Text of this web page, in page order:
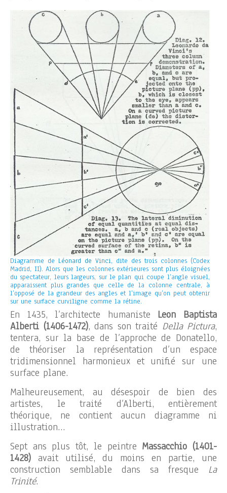
Diagramme de Léonard de Vinci, dite des trois colonnes (Codex
Madrid, II). Alors que les colonnes extérieures sont plus éloignées
du spectateur, leurs largeurs, sur le plan qui coupe l’angle visuel,
apparaissent plus grandes que celle de la colonne centrale, à
l’opposé de la grandeur des angles et l’image qu’on peut obtenir
sur une surface curviligne comme la rétine.
En 1435, l’architecte humaniste Leon Baptista
Alberti (1406-1472), dans son traité Della Pictura,
tentera, sur la base de l’approche de Donatello,
de théoriser la représentation d’un espace
tridimensionnel harmonieux et unifié sur une
surface plane.
Malheureusement, au désespoir de bien des
artistes, le traité d’Alberti, entièrement
théorique, ne contient aucun diagramme ni
illustration…
Sept ans plus tôt, le peintre Massacchio (1401-
1428) avait utilisé, du moins en partie, une
construction semblable dans sa fresque La
Trinité.